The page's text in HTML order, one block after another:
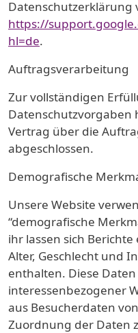
Datenschutzerklärung
https://
hl=de.
Auftragsverarbeitung
Zur vollständigen
Datenschutzvorgaben
Vertrag über die
abgeschlossen.
Demografische
Unsere Website
“demografische
ihr lassen sich
Alter, Geschlecht und
enthalten. Diese
interessenbezogener
aus Besucherdaten
Zuordnung der Daten